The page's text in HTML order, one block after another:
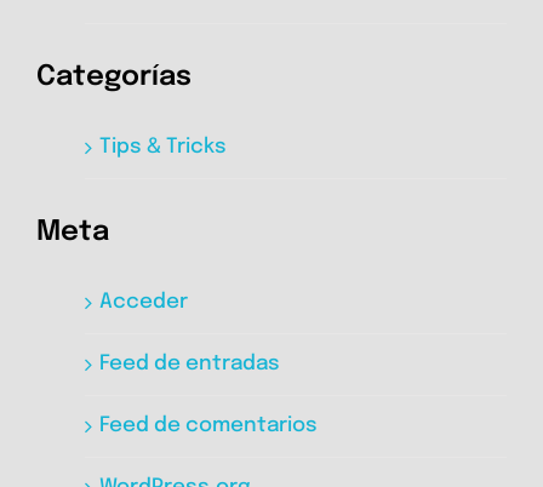
Categorías
Tips & Tricks
Meta
Acceder
Feed de entradas
Feed de comentarios